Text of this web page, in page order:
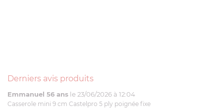
Derniers avis produits
Emmanuel 56 ans le 23/06/2026 à 12:04
Casserole mini 9 cm Castelpro 5 ply poignée fixe